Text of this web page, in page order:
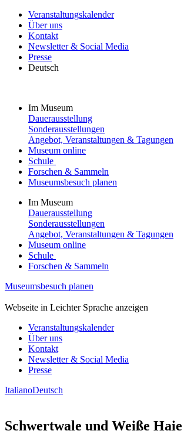
Veranstaltungskalender
Über uns
Kontakt
Newsletter & Social Media
Presse
Deutsch
Im Museum
Dauerausstellung
Sonderausstellungen
Angebot, Veranstaltungen & Tagungen
Museum online
Schule
Forschen & Sammeln
Museumsbesuch planen
Im Museum
Dauerausstellung
Sonderausstellungen
Angebot, Veranstaltungen & Tagungen
Museum online
Schule
Forschen & Sammeln
Museumsbesuch planen
Webseite in Leichter Sprache anzeigen
Veranstaltungskalender
Über uns
Kontakt
Newsletter & Social Media
Presse
ItalianoDeutsch
Schwertwale und Weiße Haie